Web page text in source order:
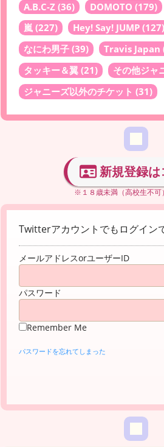
A.B.C-Z (36) DOMOTO (179)
嵐 (227) Hey! Say! JUMP (127)
なにわ男子 (39) Travis Japan
タッキー＆翼 (21) その他ジャ
ジャニーズ以外のチケット (31)
新規登録は
※１８歳未満（高校生不可
Twitterアカウントでもログイン
メールアドレスorユーザーID
パスワード
Remember Me
パスワードを忘れてしまった